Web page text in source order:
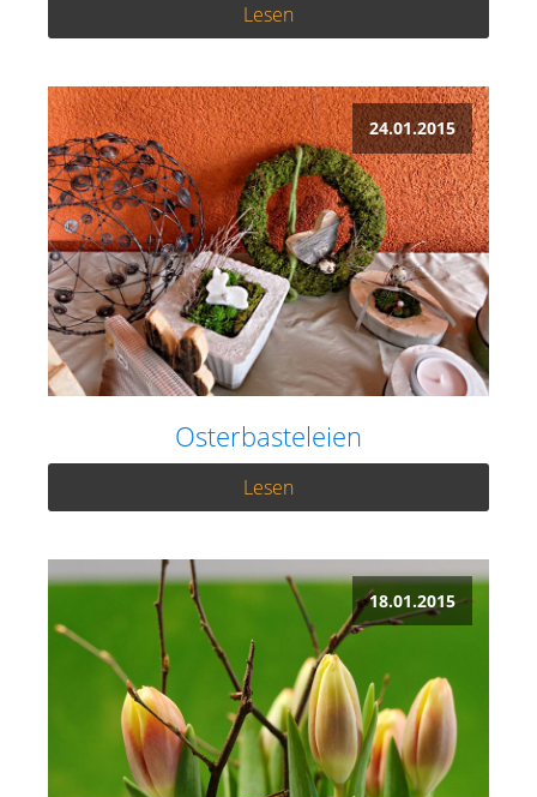
Lesen
24.01.2015
Osterbasteleien
Lesen
18.01.2015